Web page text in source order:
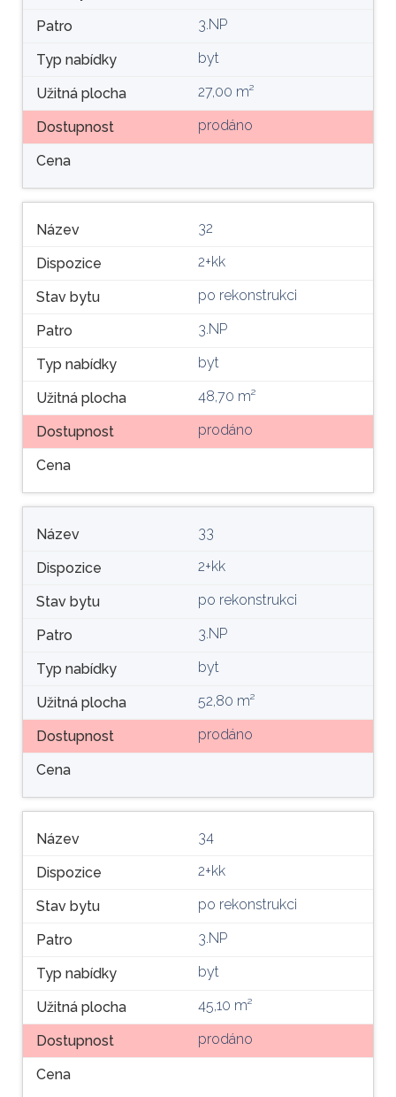
Patro 3.NP
Typ nabídky byt
Užitná plocha 27,00 m²
Dostupnost prodáno
Cena
Název 32
Dispozice 2+kk
Stav bytu po rekonstrukci
Patro 3.NP
Typ nabídky byt
Užitná plocha 48,70 m²
Dostupnost prodáno
Cena
Název 33
Dispozice 2+kk
Stav bytu po rekonstrukci
Patro 3.NP
Typ nabídky byt
Užitná plocha 52,80 m²
Dostupnost prodáno
Cena
Název 34
Dispozice 2+kk
Stav bytu po rekonstrukci
Patro 3.NP
Typ nabídky byt
Užitná plocha 45,10 m²
Dostupnost prodáno
Cena